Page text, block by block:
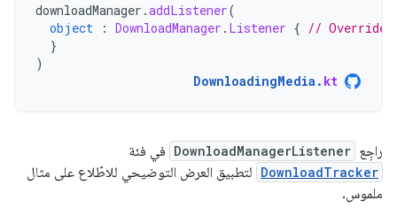
downloadManager .addListener(
object
: DownloadManager . Listener { // Override
}
)
DownloadingMedia . kt
راجِع DownloadManagerListener في فئة
DownloadTracker لتطبيق العرض التوضيحي للاطّلاع على مثال
ملموس.